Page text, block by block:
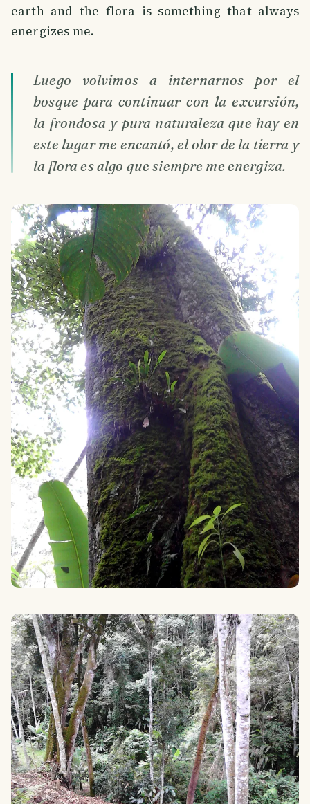
earth and the flora is something that always
energizes me.
Luego volvimos a internarnos por el
bosque para continuar con la excursión,
la frondosa y pura naturaleza que hay en
este lugar me encantó, el olor de la tierra y
la flora es algo que siempre me energiza.